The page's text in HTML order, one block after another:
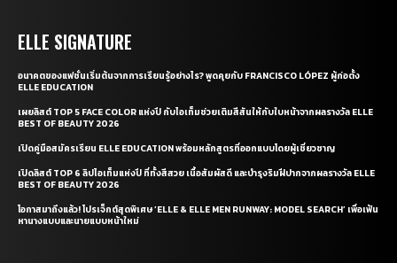
ELLE SIGNATURE
อนาคตของแฟชั่นเริ่มต้นจากการเรียนรู้อย่างไร? พูดคุยกับ FRANCISCO LÓPEZ ผู้ก่อตั้ง
ELLE EDUCATION
เผยลิสต์ TOP 5 FACE COLOR แห่งปี กับไอเท็มช่วยเติมสีสันให้กับใบหน้าจากผลรางวัล ELLE
BEST OF BEAUTY 2026
เปิดคู่มือสมัครเรียน ELLE EDUCATION พร้อมหลักสูตรที่ออกแบบโดยผู้เชี่ยวชาญ
เปิดลิสต์ TOP 6 ลิปไอเท็มแห่งปี ที่ทั้งสีสวย เนื้อสัมผัสดี และบำรุงริมฝีปากจากผลรางวัล ELLE
BEST OF BEAUTY 2026
โอกาสมาถึงแล้ว! โปรเจ็กต์สุดพิเศษ ‘ELLE & ELLE MEN RUNWAY: MODEL SEARCH’ เพื่อเฟ้น
หานางแบบและนายแบบหน้าใหม่